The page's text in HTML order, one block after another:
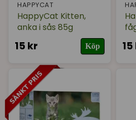
HAPPYCAT
HappyCat Kitten,
anka i sås 85g
15 kr Köp